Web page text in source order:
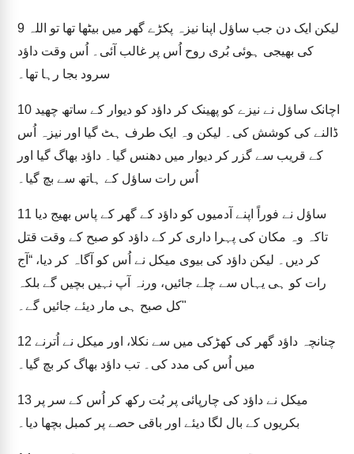
9
کی بھیجی ہوئی بُری روح اُس پر غالب آئی۔ اُس وقت داؤد
سرود بجا رہا تھا۔
10
ڈالنے کی کوشش کی۔ لیکن وہ ایک طرف ہٹ گیا اور نیزہ اُس
کے قریب سے گزر کر دیوار میں دھنس گیا۔ داؤد بھاگ گیا اور
اُس رات ساؤل کے ہاتھ سے بچ گیا۔
11
تاکہ وہ مکان کی پہرا داری کر کے داؤد کو صبح کے وقت قتل
کر دیں۔ لیکن داؤد کی بیوی میکل نے اُس کو آگاہ کر دیا، “آج
رات کو ہی یہاں سے چلے جائیں، ورنہ آپ نہیں بچیں گے بلکہ
کل صبح ہی مار دیئے جائیں گے۔"
12
میں اُس کی مدد کی۔ تب داؤد بھاگ کر بچ گیا۔
13
بکریوں کے بال لگا دیئے اور باقی حصے پر کمبل بچھا دیا۔